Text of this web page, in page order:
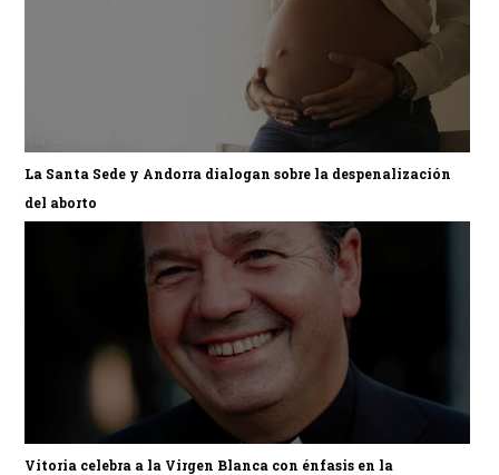
La Santa Sede y Andorra dialogan sobre la despenalización
del aborto
Vitoria celebra a la Virgen Blanca con énfasis en la